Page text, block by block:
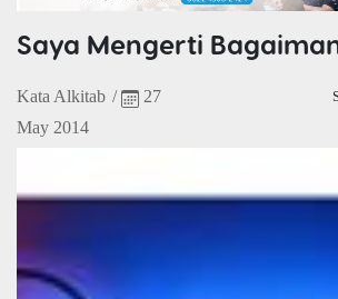
Saya Mengerti
Kata Alkitab /
27
May 2014